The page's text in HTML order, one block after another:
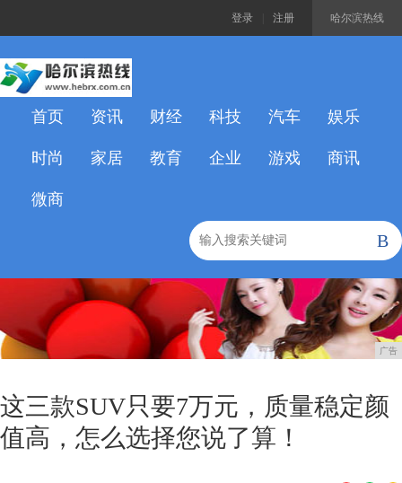
哈尔滨热线
登录 注册
首页 资讯 财经 科技 汽车 娱乐
时尚 家居 教育 企业 游戏 商讯
微商
B
广告
这三款SUV只要7万元，质量稳定颜
值高，怎么选择您说了算！